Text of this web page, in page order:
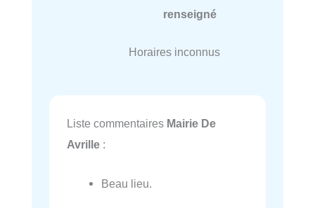
renseigné
Horaires inconnus
Liste commentaires Mairie De
Avrille :
Beau lieu.